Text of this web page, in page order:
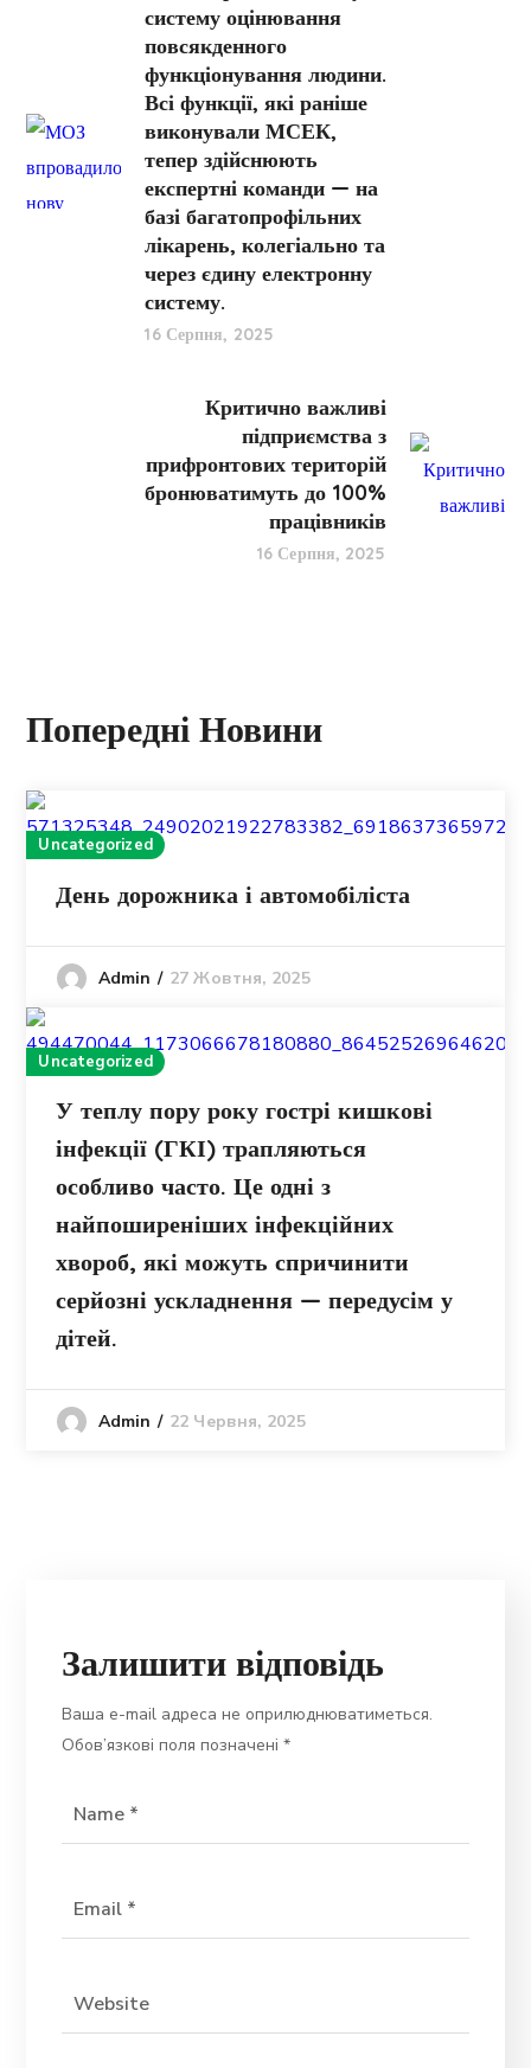
систему оцінювання
повсякденного
функціонування людини.
Всі функції, які раніше
виконували МСЕК,
тепер здійснюють
експертні команди — на
базі багатопрофільних
лікарень, колегіально та
через єдину електронну
систему.
16 Серпня, 2025
Критично важливі
підприємства з
прифронтових територій
бронюватимуть до 100%
працівників
16 Серпня, 2025
Попередні Новини
Uncategorized
День дорожника і автомобіліста
Admin 27 Жовтня, 2025
Uncategorized
У теплу пору року гострі кишкові
інфекції (ГКІ) трапляються
особливо часто. Це одні з
найпоширеніших інфекційних
хвороб, які можуть спричинити
серйозні ускладнення — передусім у
дітей.
Admin 22 Червня, 2025
Залишити відповідь
Ваша e-mail адреса не оприлюднюватиметься.
Обов’язкові поля позначені*